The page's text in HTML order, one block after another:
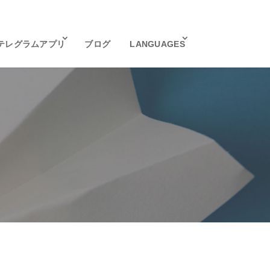
レグラムアプリ ブログ LANGUAGES